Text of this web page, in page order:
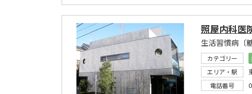
照屋内科医
生活習慣病〔
カテゴリー
エリア・駅
電話番号